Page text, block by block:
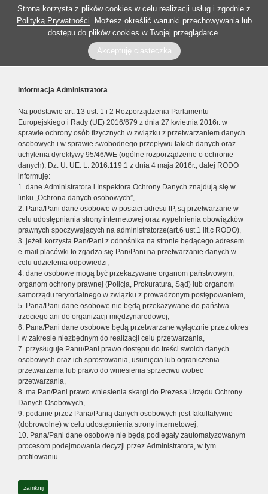
Strona korzysta z plików cookies w celu realizacji usług i zgodnie z
Polityką Prywatności. Możesz określić warunki przechowywania lub
dostępu do plików cookies w Twojej przeglądarce.
Akceptuję ciasteczka
Informacja Administratora
Na podstawie art. 13 ust. 1 i 2 Rozporządzenia Parlamentu
Europejskiego i Rady (UE) 2016/679 z dnia 27 kwietnia 2016r. w
sprawie ochrony osób fizycznych w związku z przetwarzaniem danych
osobowych i w sprawie swobodnego przepływu takich danych oraz
uchylenia dyrektywy 95/46/WE (ogólne rozporządzenie o ochronie
danych), Dz. U. UE. L. 2016.119.1 z dnia 4 maja 2016r., dalej RODO
informuję:
1. dane Administratora i Inspektora Ochrony Danych znajdują się w
linku „Ochrona danych osobowych”,
2. Pana/Pani dane osobowe w postaci adresu IP, są przetwarzane w
celu udostępniania strony internetowej oraz wypełnienia obowiązków
prawnych spoczywających na administratorze(art.6 ust.1 lit.c RODO),
3. jeżeli korzysta Pan/Pani z odnośnika na stronie będącego adresem
e-mail placówki to zgadza się Pan/Pani na przetwarzanie danych w
celu udzielenia odpowiedzi,
4. dane osobowe mogą być przekazywane organom państwowym,
organom ochrony prawnej (Policja, Prokuratura, Sąd) lub organom
samorządu terytorialnego w związku z prowadzonym postępowaniem,
5. Pana/Pani dane osobowe nie będą przekazywane do państwa
trzeciego ani do organizacji międzynarodowej,
6. Pana/Pani dane osobowe będą przetwarzane wyłącznie przez okres
i w zakresie niezbędnym do realizacji celu przetwarzania,
7. przysługuje Panu/Pani prawo dostępu do treści swoich danych
osobowych oraz ich sprostowania, usunięcia lub ograniczenia
przetwarzania lub prawo do wniesienia sprzeciwu wobec
przetwarzania,
8. ma Pan/Pani prawo wniesienia skargi do Prezesa Urzędu Ochrony
Danych Osobowych,
9. podanie przez Pana/Panią danych osobowych jest fakultatywne
(dobrowolne) w celu udostępnienia strony internetowej,
10. Pana/Pani dane osobowe nie będą podlegały zautomatyzowanym
procesom podejmowania decyzji przez Administratora, w tym
profilowaniu.
zamknij